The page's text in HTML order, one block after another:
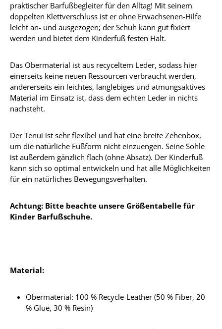
praktischer Barfußbegleiter für den Alltag! Mit seinem
doppelten Klettverschluss ist er ohne Erwachsenen-Hilfe
leicht an- und ausgezogen; der Schuh kann gut fixiert
werden und bietet dem Kinderfuß festen Halt.
Das Obermaterial ist aus recyceltem Leder, sodass hier
einerseits keine neuen Ressourcen verbraucht werden,
andererseits ein leichtes, langlebiges und atmungsaktives
Material im Einsatz ist, dass dem echten Leder in nichts
nachsteht.
Der Tenui ist sehr flexibel und hat eine breite Zehenbox,
um die natürliche Fußform nicht einzuengen. Seine Sohle
ist außerdem gänzlich flach (ohne Absatz). Der Kinderfuß
kann sich so optimal entwickeln und hat alle Möglichkeiten
für ein natürliches Bewegungsverhalten.
Achtung: Bitte beachte unsere Größentabelle für
Kinder Barfußschuhe.
Material:
Obermaterial: 100 % Recycle-Leather (50 % Fiber, 20
% Glue, 30 % Resin)